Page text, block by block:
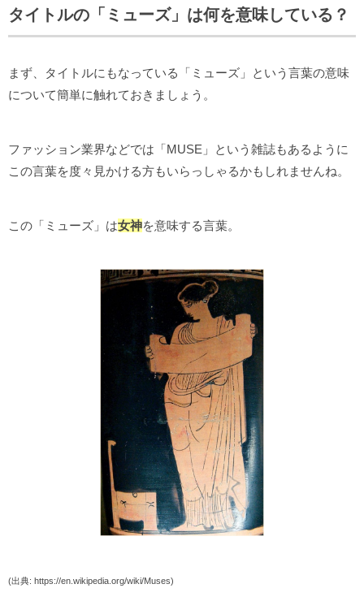
タイトルの「ミューズ」は何を意味している？
まず、タイトルにもなっている「ミューズ」という言葉の意味
について簡単に触れておきましょう。
ファッション業界などでは「MUSE」という雑誌もあるように
この言葉を度々見かける方もいらっしゃるかもしれませんね。
この「ミューズ」は女神を意味する言葉。
(出典: https://en.wikipedia.org/wiki/Muses)